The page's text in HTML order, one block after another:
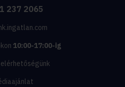
237 2065
10:00-17:00-ig